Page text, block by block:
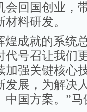
会回国创业，
料研发。
成就的系统
代号召让我们
加强关键核心
发展，为解决
中国方案。”马